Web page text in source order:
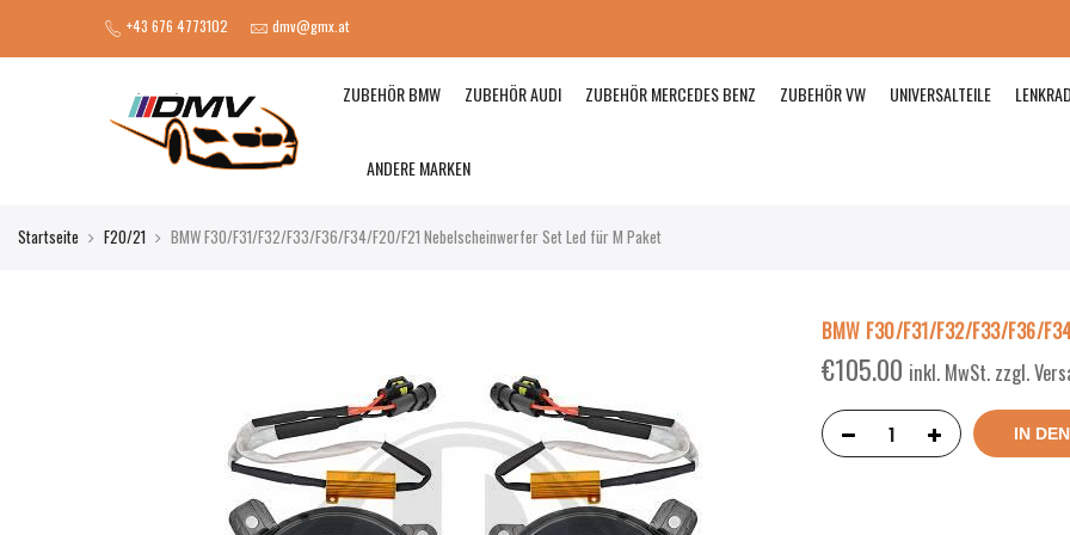
+43 676 4773102 dmv@gmx.at
ZUBEHÖR BMW ZUBEHÖR AUDI ZUBEHÖR MERCEDES BENZ ZUBEHÖR VW UNIVERSALTEILE
ANDERE MARKEN
Startseite F20/21 BMW F30/F31/F32/F33/F36/F34/F20/F21 Nebelscheinwerfer Set Led für M Paket
BMW F30/F31/F32/F33/F36/
€105.00 inkl. MwSt. zzgl.
IN